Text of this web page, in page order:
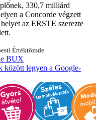
330,7 milliárd
a Concorde végzett
az ERSTE szerezte
Értéktőzsde
BUX
között legyen a Google-